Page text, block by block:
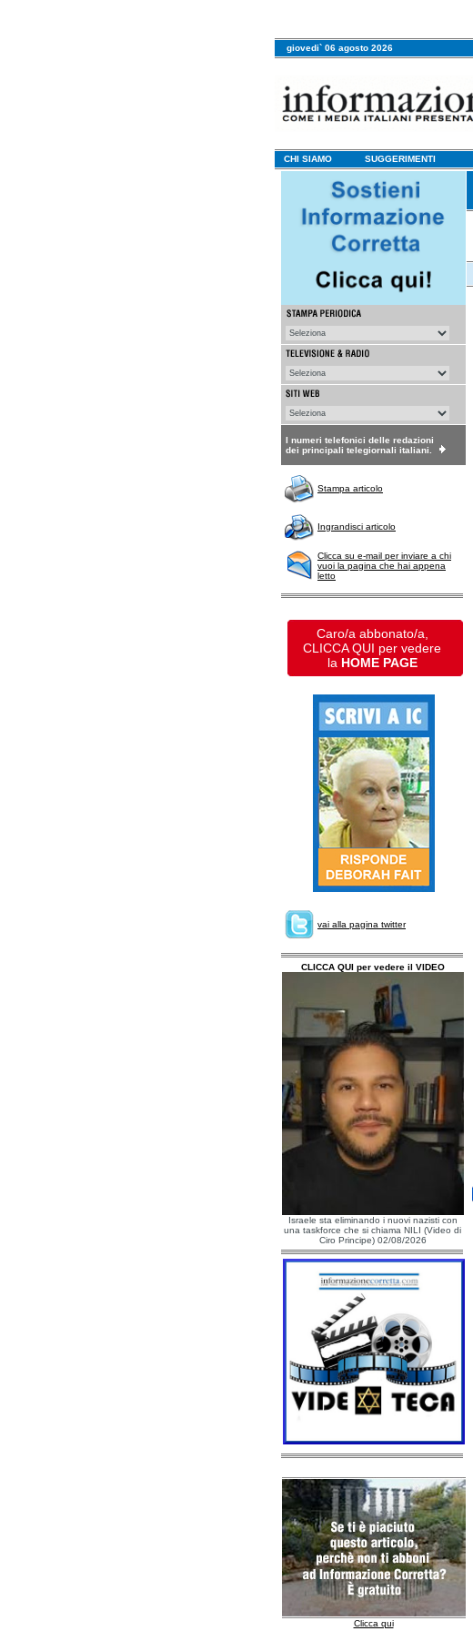
giovedi` 06 agosto 2026
CHI SIAMO SUGGERIMENTI
I numeri telefonici delle redazioni
dei principali telegiornali italiani.
Stampa articolo
Ingrandisci articolo
Clicca su e-mail per inviare a chi
vuoi la pagina che hai appena
letto
Caro/a abbonato/a,
CLICCA QUI per vedere
la HOME PAGE
vai alla pagina twitter
CLICCA QUI per vedere il VIDEO
Israele sta eliminando i nuovi nazisti con
una taskforce che si chiama NILI (Video di
Ciro Principe) 02/08/2026
Clicca qui